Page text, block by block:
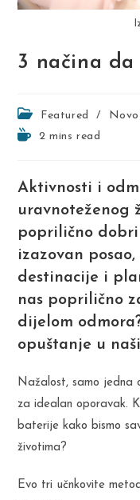
3 načina
Post
category:
Featured /
Reading2 mins read
Aktivnosti i
uravnoteženog
poprilično
izazovan
destinacije i
nas poprilično
dijelom
opuštanje u
Nažalost, samo jedna
za idealan oporavak.
baterije kako bismo
životima?
Evo tri učnkovite